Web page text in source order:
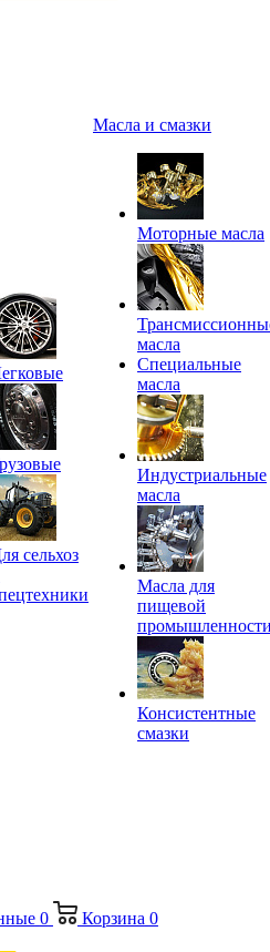
сельхоз
Масла и смазки
Моторные масла
масла
Специальные
масла
Индустриальные
масла
Масла для
пищевой
Консистентные
смазки
0 Корзина 0